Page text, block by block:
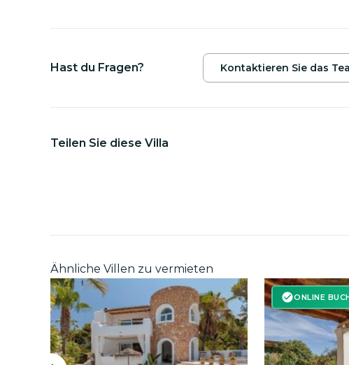
Meereshöhlen vor der Südwestküste Ibizas, mit
wird von April bis Oktober angeboten.
Hast du Fragen? Kontaktieren Sie das
Teilen Sie diese Villa
Ähnliche Villen zu vermieten
ONLINE